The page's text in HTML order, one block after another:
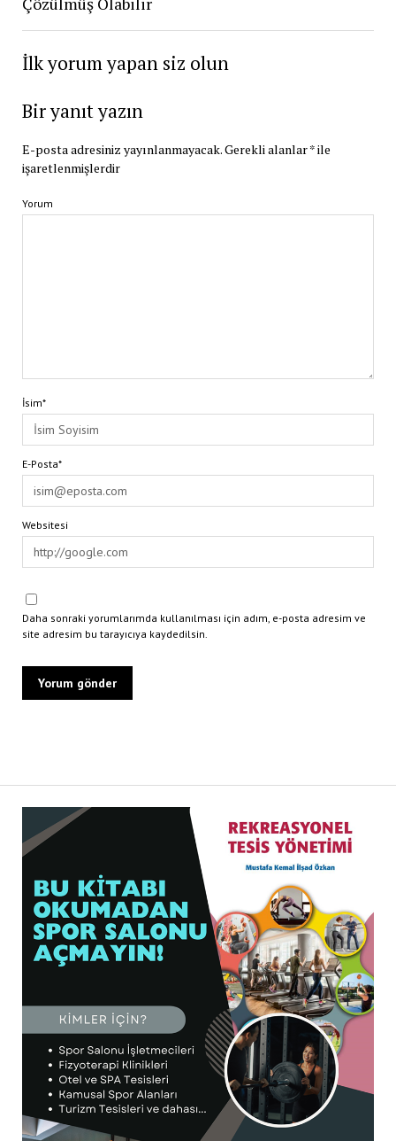
İlk yorum yapan siz olun
Bir yanıt yazın
E-posta adresiniz yayınlanmayacak.Gerekli alanlar*ile
işaretlenmişlerdir
Yorum
İsim*
E-Posta*
Websitesi
Daha sonraki yorumlarımda kullanılması için adım, e-posta adresim ve
site adresim bu tarayıcıya kaydedilsin.